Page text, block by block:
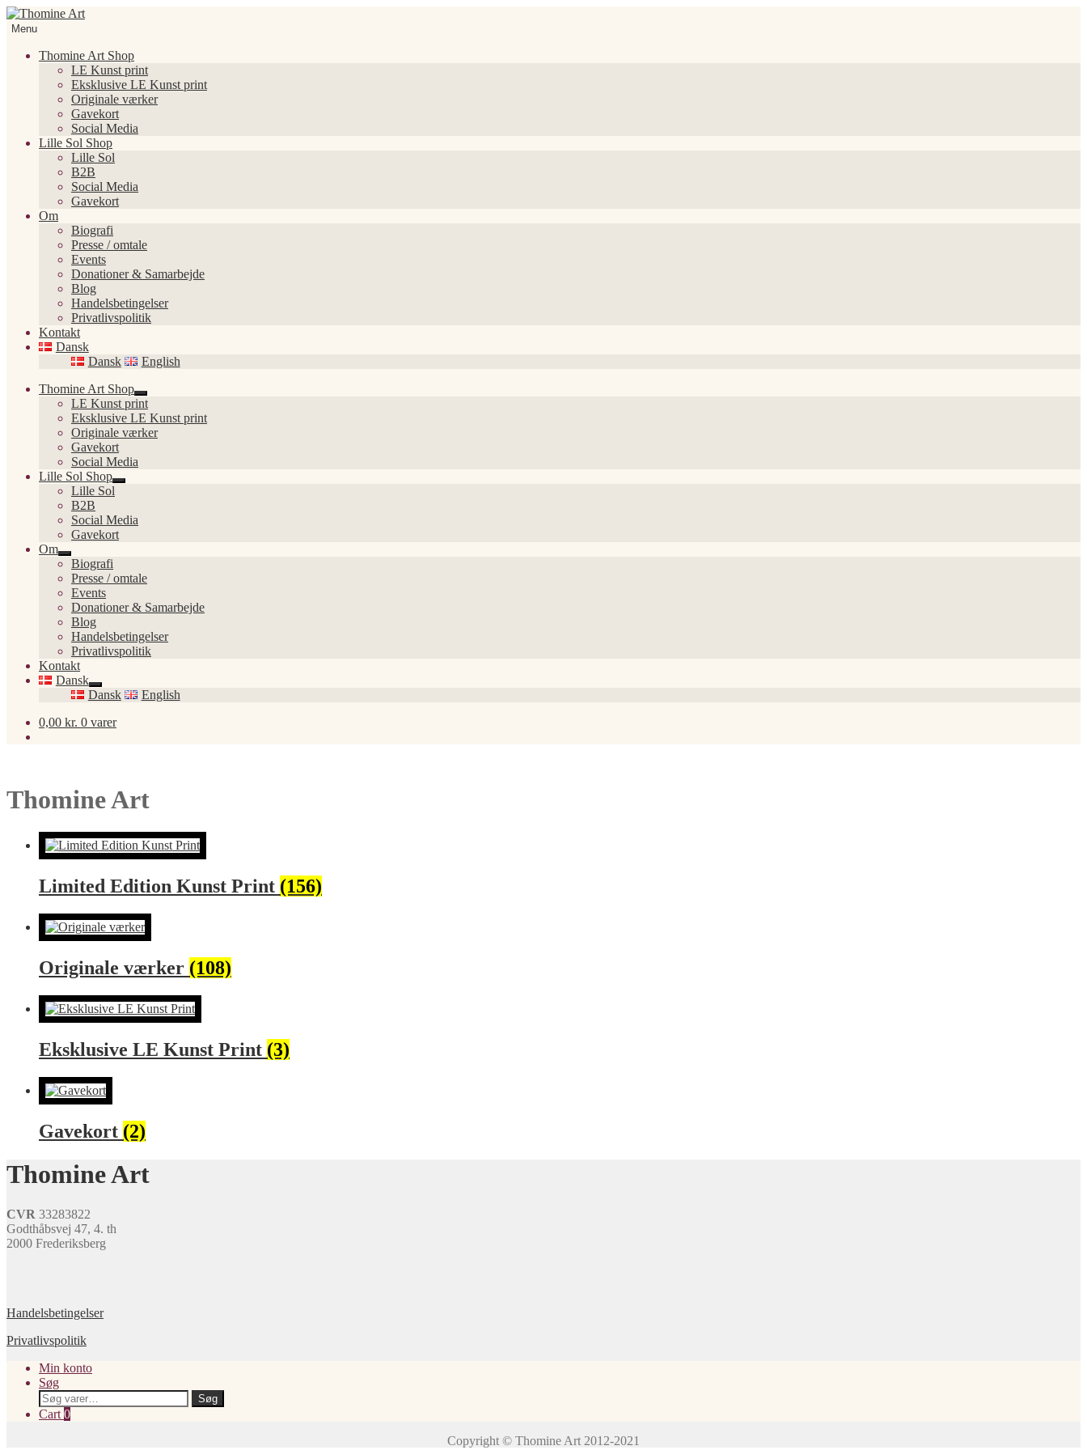
Spring
til
Spring
tilMenu
Thomine Art Shop
LE Kunst print
Eksklusive LE Kunst print
Originale værker
Gavekort
Social Media
Lille Sol Shop
Lille Sol
B2B
Social Media
Gavekort
Om
Biografi
Presse / omtale
Events
Donationer & Samarbejde
Blog
Handelsbetingelser
Privatlivspolitik
Kontakt
Dansk
Dansk
English
Thomine Art Shop
Udfold
undermenu
LE Kunst print
Eksklusive LE Kunst print
Originale værker
Gavekort
Social Media
Lille Sol Shop
Udfold
Lille Sol
B2B
Social Media
Gavekort
Om
Udfold
undermenu
Biografi
Presse / omtale
Events
Donationer & Samarbejde
Blog
Handelsbetingelser
Privatlivspolitik
Kontakt
Dansk
Udfold
undermenu
Dansk
English
0,00 kr. 0 varer
Thomine Art
Limited Edition Kunst Print (156)
Originale værker (108)
Eksklusive LE Kunst Print (3)
Gavekort (2)
Thomine Art
CVR 33283822
Godthåbsvej 47, 4. th
2000 Frederiksberg
Handelsbetingelser
Privatlivspolitik
Min konto
Søg
Søg
efter:
Søg
Cart 0